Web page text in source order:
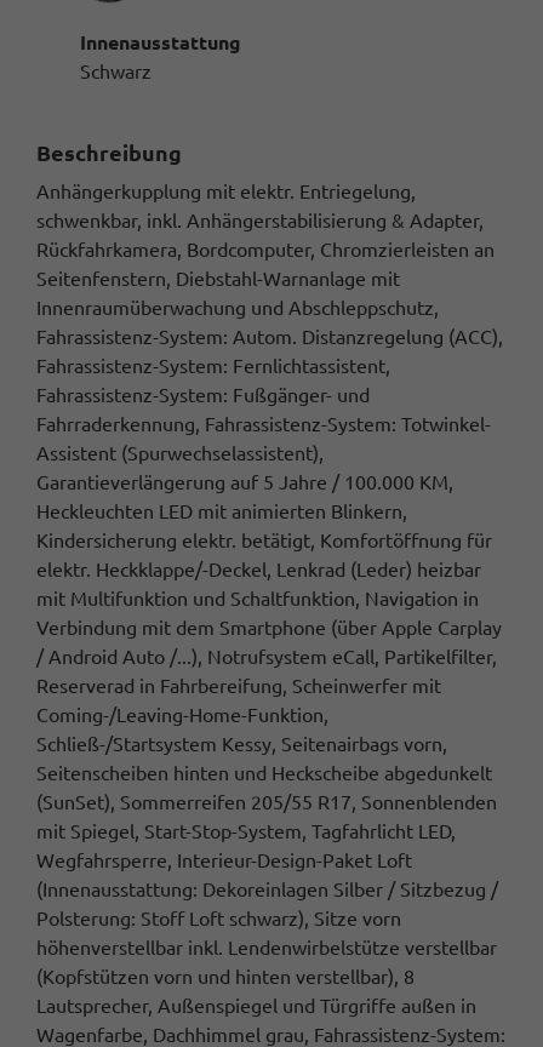
Innenausstattung
Schwarz
Beschreibung
Anhängerkupplung mit elektr. Entriegelung,
schwenkbar, inkl. Anhängerstabilisierung & Adapter,
Rückfahrkamera, Bordcomputer, Chromzierleisten an
Seitenfenstern, Diebstahl-Warnanlage mit
Innenraumüberwachung und Abschleppschutz,
Fahrassistenz-System: Autom. Distanzregelung (ACC),
Fahrassistenz-System: Fernlichtassistent,
Fahrassistenz-System: Fußgänger- und
Fahrraderkennung, Fahrassistenz-System: Totwinkel-
Assistent (Spurwechselassistent),
Garantieverlängerung auf 5 Jahre / 100.000 KM,
Heckleuchten LED mit animierten Blinkern,
Kindersicherung elektr. betätigt, Komfortöffnung für
elektr. Heckklappe/-Deckel, Lenkrad (Leder) heizbar
mit Multifunktion und Schaltfunktion, Navigation in
Verbindung mit dem Smartphone (über Apple Carplay
/ Android Auto /...), Notrufsystem eCall, Partikelfilter,
Reserverad in Fahrbereifung, Scheinwerfer mit
Coming-/Leaving-Home-Funktion,
Schließ-/Startsystem Kessy, Seitenairbags vorn,
Seitenscheiben hinten und Heckscheibe abgedunkelt
(SunSet), Sommerreifen 205/55 R17, Sonnenblenden
mit Spiegel, Start-Stop-System, Tagfahrlicht LED,
Wegfahrsperre, Interieur-Design-Paket Loft
(Innenausstattung: Dekoreinlagen Silber / Sitzbezug /
Polsterung: Stoff Loft schwarz), Sitze vorn
höhenverstellbar inkl. Lendenwirbelstütze verstellbar
(Kopfstützen vorn und hinten verstellbar), 8
Lautsprecher, Außenspiegel und Türgriffe außen in
Wagenfarbe, Dachhimmel grau, Fahrassistenz-System: